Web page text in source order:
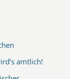
amtlich!